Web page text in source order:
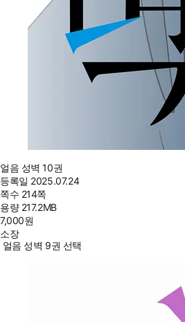
얼음 성벽 10권
등록일 2025.07.24
쪽수 214쪽
용량 217.2MB
7,000원
소장
얼음 성벽 9권 선택